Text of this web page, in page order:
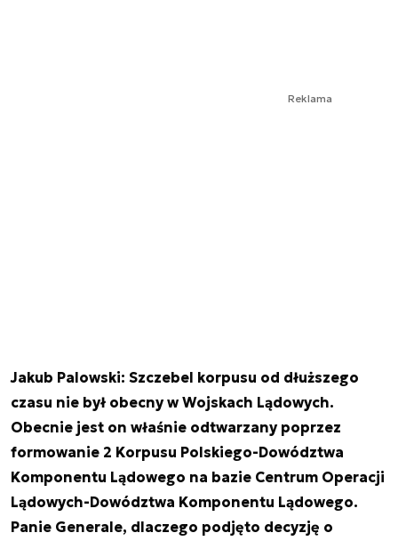
Reklama
Jakub Palowski: Szczebel korpusu od dłuższego
czasu nie był obecny w Wojskach Lądowych.
Obecnie jest on właśnie odtwarzany poprzez
formowanie 2 Korpusu Polskiego-Dowództwa
Komponentu Lądowego na bazie Centrum Operacji
Lądowych-Dowództwa Komponentu Lądowego.
Panie Generale, dlaczego podjęto decyzję o